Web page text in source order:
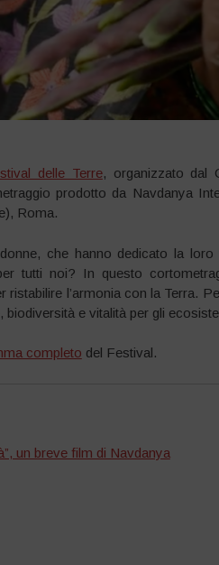
delle Terre, organizzato dal
prodotto da Navdanya
Roma.
donne, che hanno dedicato la
tutti noi? In questo
ristabilire l’armonia con la Terra.
biodiversità e vitalità per gli
completo del Festival.
un breve film di Navdanya